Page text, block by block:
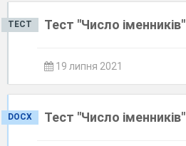
ТЕСТ Тест "Число іменників"
19 липня 2021
DOCX Тест "Число іменників"